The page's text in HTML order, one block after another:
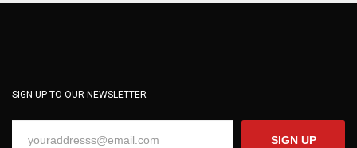
SIGN UP TO OUR NEWSLETTER
SIGN UP